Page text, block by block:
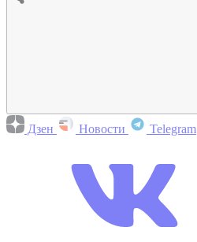
Дзен Новости Telegram